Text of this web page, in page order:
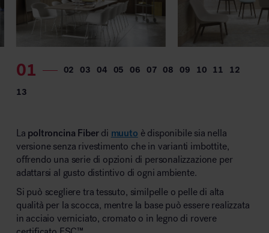
La poltroncina Fiberdi muuto è disponibile sia nella
versione senza rivestimento che in varianti imbottite,
offrendo una serie di opzioni di personalizzazione per
adattarsi al gusto distintivo di ogni ambiente.
Si può scegliere tra tessuto, similpelle o pelle di alta
qualità per la scocca, mentre la base può essere realizzata
in acciaio verniciato, cromato o in legno di rovere